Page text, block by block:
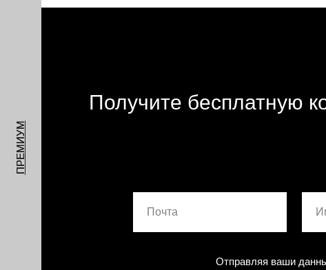
ПРЕМИУМ
Получите бесплатную
Отправляя ваши